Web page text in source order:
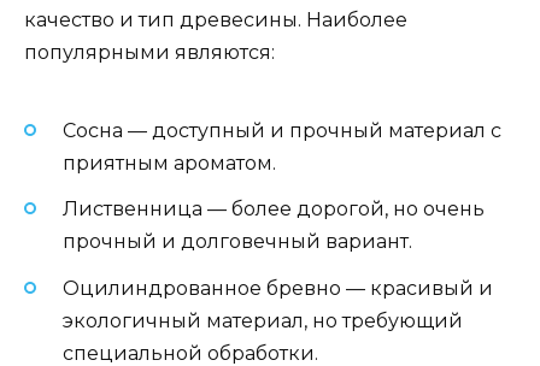
качество и тип древесины. Наиболее
популярными являются:
Сосна — доступный и прочный материал с
приятным ароматом.
Лиственница — более дорогой, но очень
прочный и долговечный вариант.
Оцилиндрованное бревно — красивый и
экологичный материал, но требующий
специальной обработки.